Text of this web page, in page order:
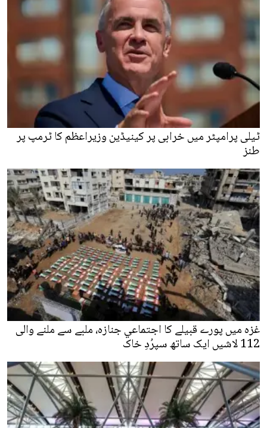
ٹیلی پرامپٹر میں خرابی پر کینیڈین وزیراعظم کا ٹرمپ پر
طنز
غزہ میں پورے قبیلے کا اجتماعي جنازہ، ملبے سے ملنے والی
112 لاشیں ایک ساتھ سپرُدِ خاک